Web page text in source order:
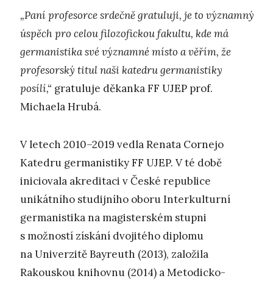
„Paní profesorce srdečně gratuluji, je to významný
úspěch pro celou filozofickou fakultu, kde má
germanistika své významné místo a věřím, že
profesorský titul naši katedru germanistiky
posílí,“ gratuluje děkanka FF UJEP prof.
Michaela Hrubá.
V letech 2010–2019 vedla Renata Cornejo
Katedru germanistiky FF UJEP. V té době
iniciovala akreditaci v České republice
unikátního studijního oboru Interkulturní
germanistika na magisterském stupni
s možností získání dvojitého diplomu
na Univerzitě Bayreuth (2013), založila
Rakouskou knihovnu (2014) a Metodicko-